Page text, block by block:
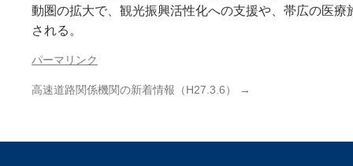
動圏の拡大で、観光振興活性化への支援や、帯広の医
される。
パーマリンク
高速道路関係機関の新着情報（H27.3.6） →